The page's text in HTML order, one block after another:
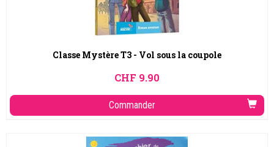
Classe Mystère T3 - Vol sous la coupole
CHF 9.90
Commander